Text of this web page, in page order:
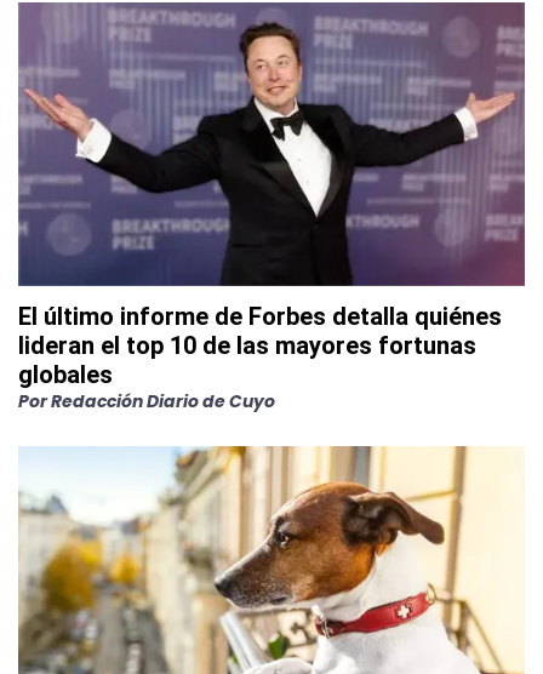
El último informe de Forbes detalla quiénes
lideran el top 10 de las mayores fortunas
globales
PorRedacción Diario de Cuyo